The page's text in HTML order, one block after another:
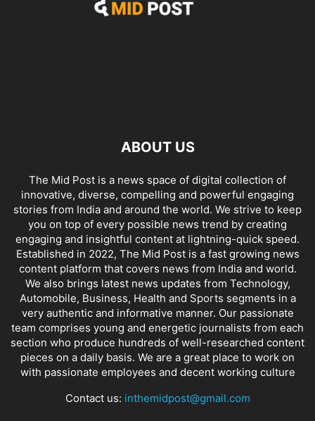
ABOUT US
The Mid Post is a news space of digital collection of
innovative, diverse, compelling and powerful engaging
stories from India and around the world. We strive to keep
you on top of every possible news trend by creating
engaging and insightful content at lightning-quick speed.
Established in 2022, The Mid Post is a fast growing news
content platform that covers news from India and world.
We also brings latest news updates from Technology,
Automobile, Business, Health and Sports segments in a
very authentic and informative manner. Our passionate
team comprises young and energetic journalists from each
section who produce hundreds of well-researched content
pieces on a daily basis. We are a great place to work on
with passionate employees and decent working culture
Contact us: inthemidpost@gmail.com